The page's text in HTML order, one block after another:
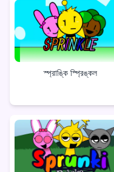
স্প্রাঙ্কি স্প্রিঙ্কল